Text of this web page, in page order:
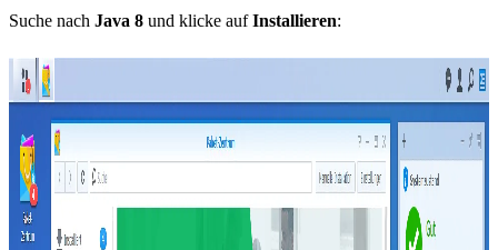
Suche nach Java 8 und klicke aufInstallieren: